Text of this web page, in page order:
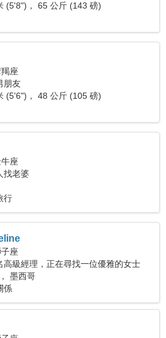
(5'8")， 65 公斤 (143 磅)
座
朋友
(5'6")， 48 公斤 (105 磅)
座
找老婆
行
座
高級經理，正在尋找一位優雅的女士
墨西哥
係